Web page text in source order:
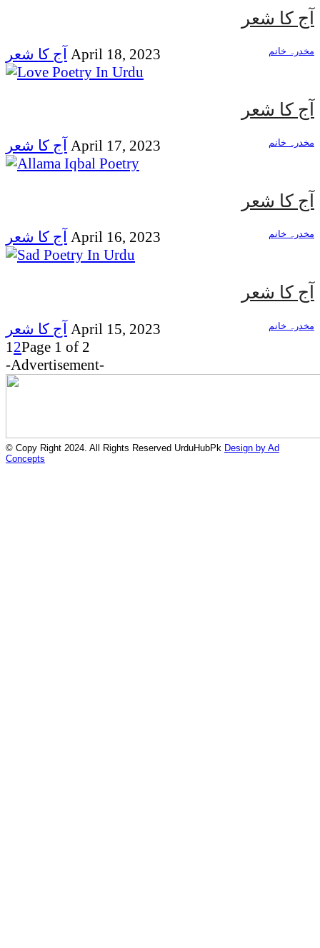
آج کا شعر
آج کا شعر مخدرہ خانم April 18, 2023
آج کا شعر
آج کا شعر مخدرہ خانم April 17, 2023
آج کا شعر
آج کا شعر مخدرہ خانم April 16, 2023
آج کا شعر
آج کا شعر مخدرہ خانم
April 15, 2023
1 2Page 1 of 2
-Advertisement-
© Copy Right 2024. All Rights Reserved UrduHubPk Design by Ad
Concepts